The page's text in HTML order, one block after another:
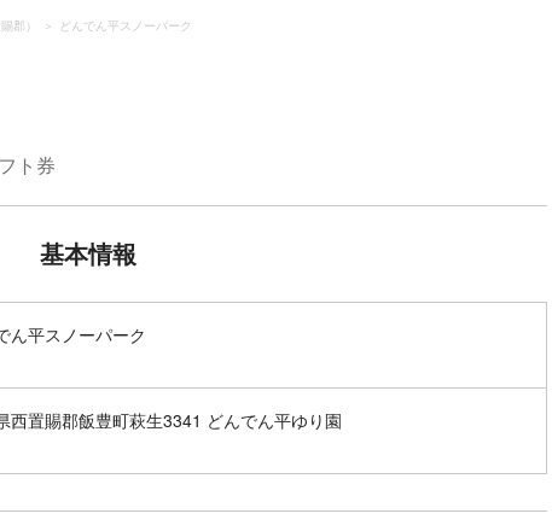
郡） どんでん平スノーパーク
ト券
基本情報
ん平スノーパーク
西置賜郡飯豊町萩生3341 どんでん平ゆり園